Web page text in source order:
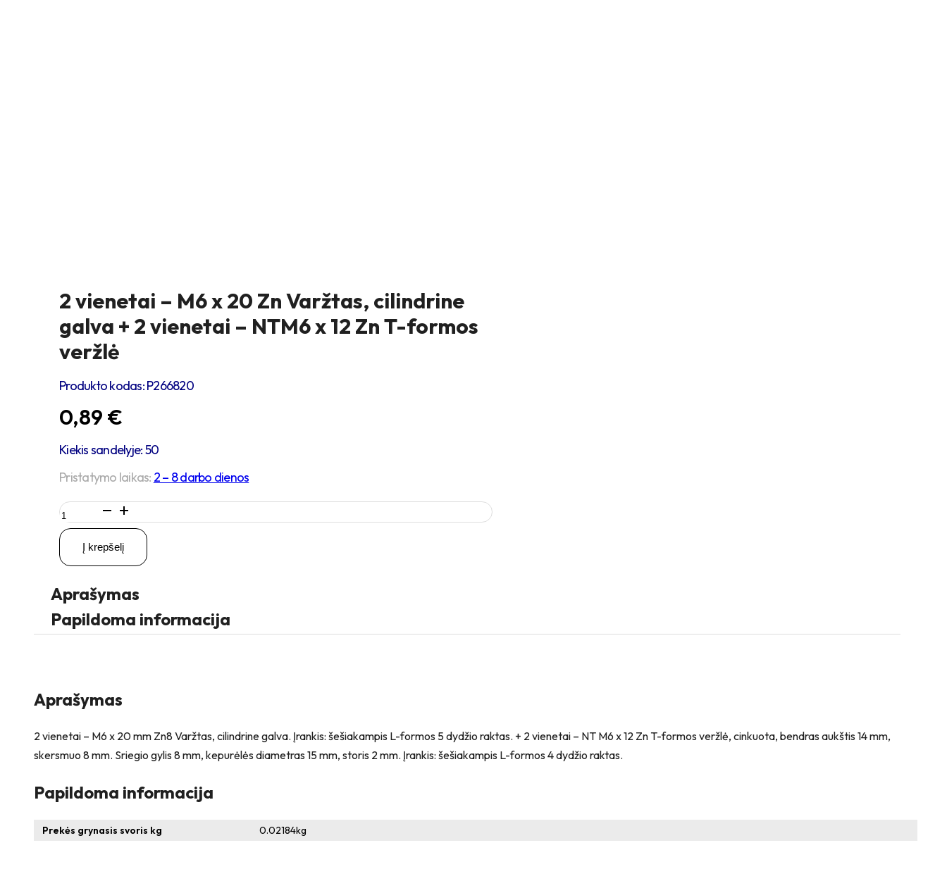
2 vienetai – M6 x 20 Zn Varžtas, cilindrine
galva + 2 vienetai – NTM6 x 12 Zn T-formos
veržlė
Produkto kodas:P266820
0,89 €
Kiekis sandelyje: 50
Pristatymo laikas: 2 – 8 darbo dienos
produkto
kiekis:
2
vienetai
–
x
20
Zn
Varžtas,
vienetai
NTM6
12
T-
Į krepšelį
Aprašymas
Papildoma informacija
Aprašymas
2 vienetai – M6 x 20 mm Zn8 Varžtas, cilindrine galva. Įrankis: šešiakampis L-formos 5 dydžio raktas. + 2 vienetai – NT M6 x 12 Zn T-formos veržlė, cinkuota, bendras aukštis 14 mm,
skersmuo 8 mm. Sriegio gylis 8 mm, kepurėlės diametras 15 mm, storis 2 mm. Įrankis: šešiakampis L-formos 4 dydžio raktas.
Papildoma informacija
Prekės grynasis svoris kg 0.02184kg